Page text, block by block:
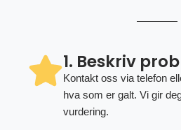
1. Beskriv
Kontakt oss via telefon
hva som er galt. Vi gir
vurdering.